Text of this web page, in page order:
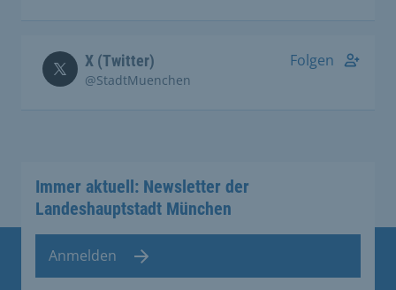
X (Twitter)
@StadtMuenchen
Folgen
Immer aktuell: Newsletter der
Landeshauptstadt München
Anmelden